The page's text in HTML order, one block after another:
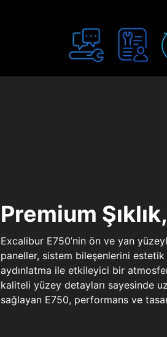
Premium
Excalibur E750’nin ön ve yan
paneller, sistem bileşenlerini estetik
aydınlatma ile etkileyici bir
kaliteli yüzey detayları sayesinde
sağlayan E750, performans ve